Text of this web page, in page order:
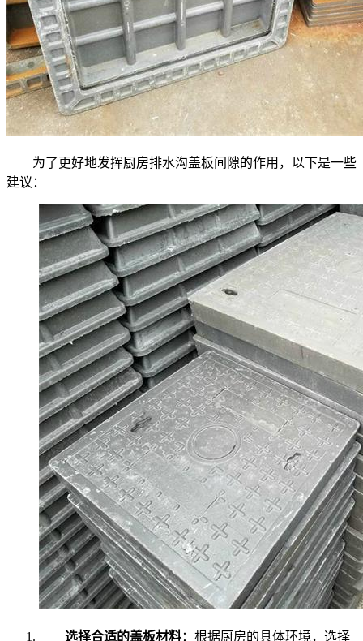
为了更好地发挥厨房排水沟盖板间隙的作用，以下是一些
建议：
选择合适的盖板材料：根据厨房的具体环境，选择